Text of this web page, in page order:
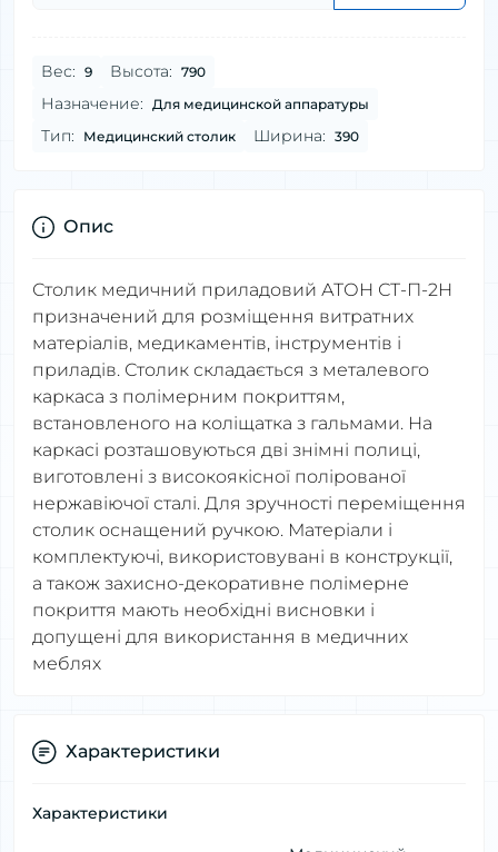
Вес: 9 Высота: 790
Назначение: Для медицинской аппаратуры
Тип: Медицинский столик Ширина: 390
Опис
Столик медичний приладовий АТОН СТ-П-2Н
призначений для розміщення витратних
матеріалів, медикаментів, інструментів і
приладів. Столик складається з металевого
каркаса з полімерним покриттям,
встановленого на коліщатка з гальмами. На
каркасі розташовуються дві знімні полиці,
виготовлені з високоякісної полірованої
нержавіючої сталі. Для зручності переміщення
столик оснащений ручкою. Матеріали і
комплектуючі, використовувані в конструкції,
а також захисно-декоративне полімерне
покриття мають необхідні висновки і
допущені для використання в медичних
меблях
Характеристики
Характеристики